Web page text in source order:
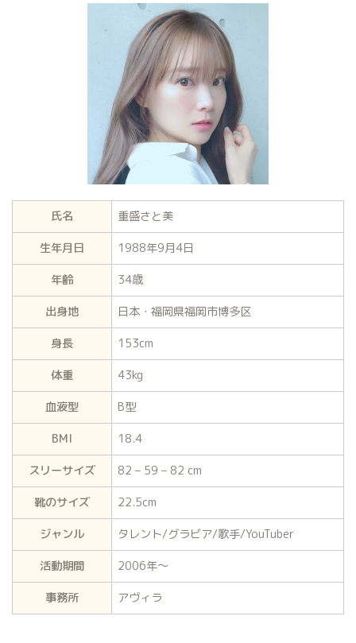
氏名
重盛さと美
生年月日
1988年9月4日
年齢
34歳
出身地
日本・福岡県福岡市博多区
身長
153cm
体重
43kg
血液型
B型
BMI
18.4
スリーサイズ
82 – 59 – 82 cm
靴のサイズ
22.5cm
ジャンル
タレント/グラビア/歌手/YouTuber
活動期間
2006年〜
事務所
アヴィラ